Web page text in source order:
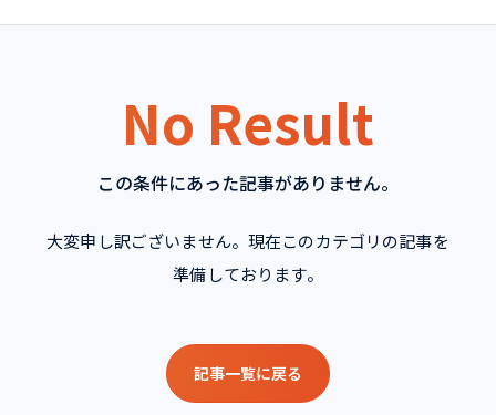
No Result
この条件にあった記事がありません。
大変申し訳ございません。現在このカテゴリの記事を
準備しております。
記事一覧に戻る